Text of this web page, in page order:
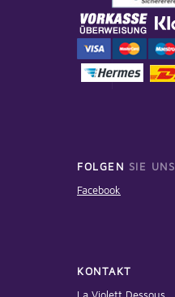
FOLGEN SIE UNS
Facebook
KONTAKT
La Violett Dessous